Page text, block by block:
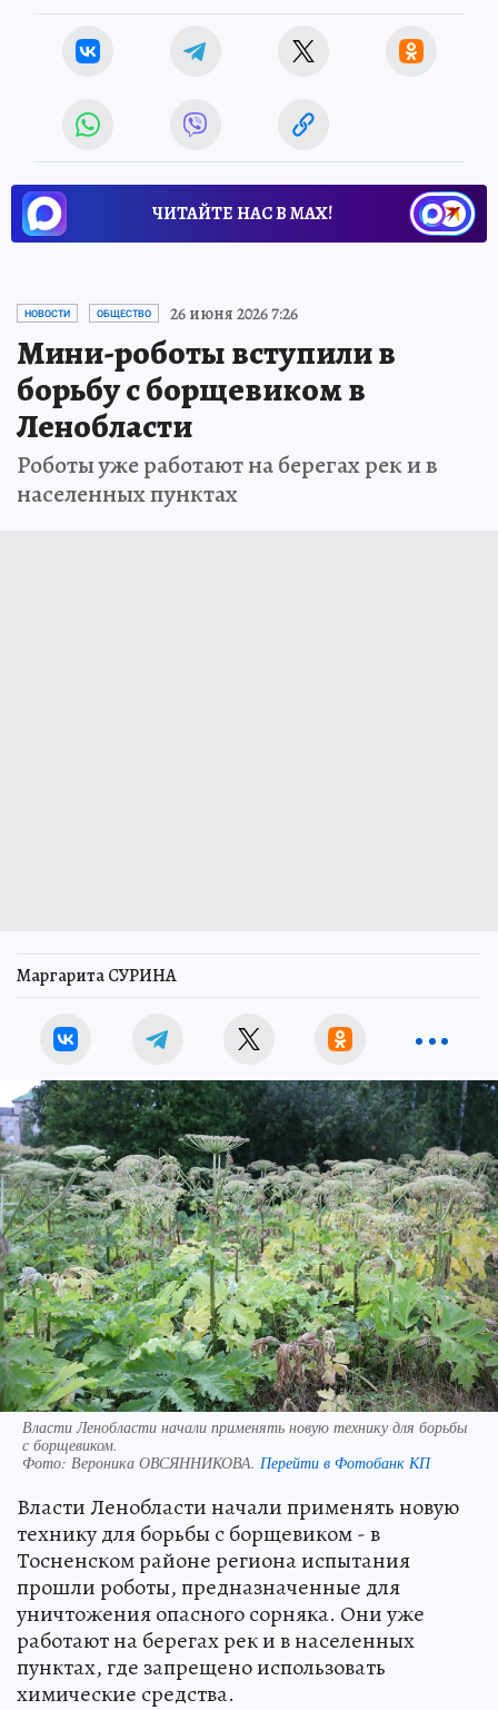
ЧИТАЙТЕ НАС В МАХ!
НОВОСТИ ОБЩЕСТВО 26 июня 2026 7:26
Мини-роботы вступили в
борьбу с борщевиком в
Ленобласти
Роботы уже работают на берегах рек и в
населенных пунктах
Маргарита СУРИНА
Власти Ленобласти начали применять новую технику для борьбы
с борщевиком.
Фото: Вероника ОВСЯННИКОВА. Перейти в Фотобанк КП
Власти Ленобласти начали применять новую
технику для борьбы с борщевиком - в
Тосненском районе региона испытания
прошли роботы, предназначенные для
уничтожения опасного сорняка. Они уже
работают на берегах рек и в населенных
пунктах, где запрещено использовать
химические средства.